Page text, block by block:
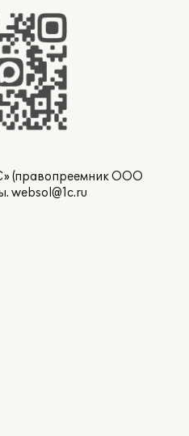
(правопреемник ООО
websol@1c.ru